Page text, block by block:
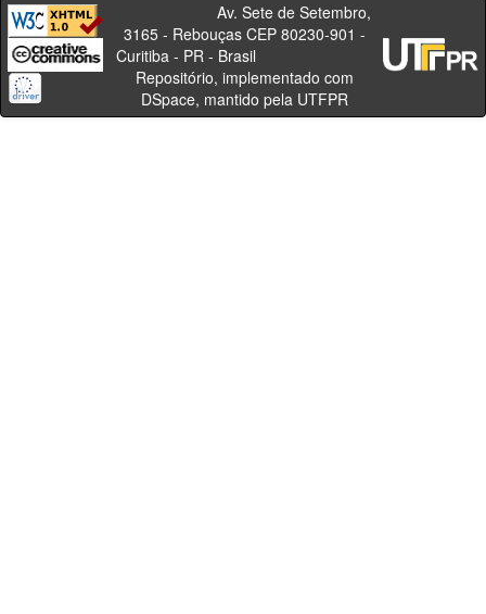
Av. Sete de Setembro,
3165 - Rebouças CEP 80230-901 -
Curitiba - PR - Brasil
Repositório, implementado com
DSpace, mantido pela UTFPR